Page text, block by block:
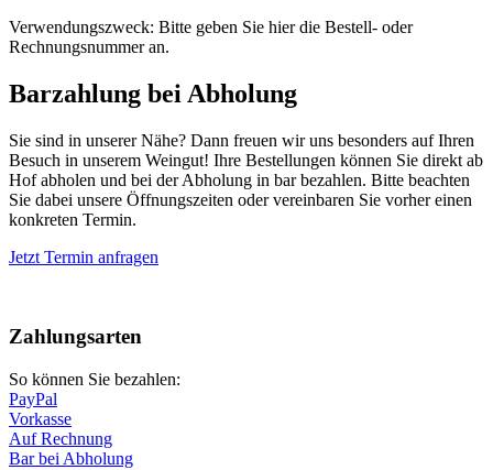
Verwendungszweck: Bitte geben Sie hier die Bestell- oder
Rechnungsnummer an.
Barzahlung bei Abholung
Sie sind in unserer Nähe? Dann freuen wir uns besonders auf Ihren
Besuch in unserem Weingut! Ihre Bestellungen können Sie direkt ab
Hof abholen und bei der Abholung in bar bezahlen. Bitte beachten
Sie dabei unsere Öffnungszeiten oder vereinbaren Sie vorher einen
konkreten Termin.
Jetzt Termin anfragen
oben
Zahlungsarten
So können Sie bezahlen:
PayPal
Vorkasse
Auf Rechnung
Bar bei Abholung